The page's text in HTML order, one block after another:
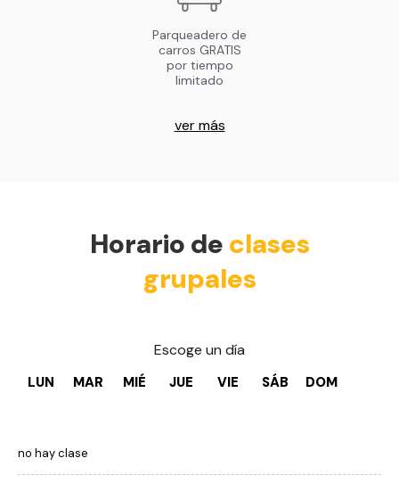
Parqueadero de
carros GRATIS
por tiempo
limitado
ver más
Horario de clases
grupales
Escoge un día
LUN MAR MIÉ JUE VIE SÁB DOM
no hay clase